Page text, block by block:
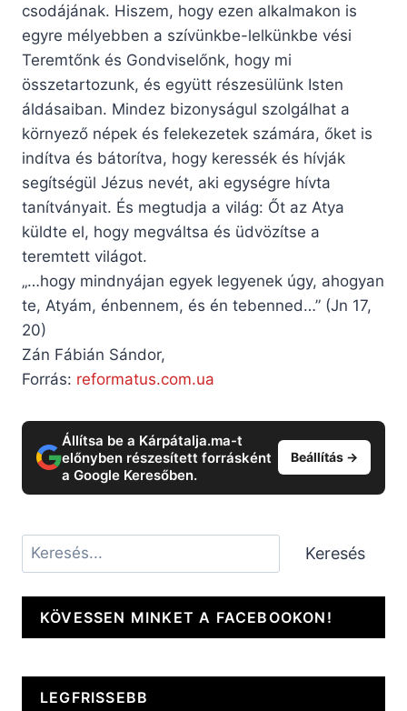
csodájának. Hiszem, hogy ezen alkalmakon is
egyre mélyebben a szívünkbe-lelkünkbe vési
Teremtőnk és Gondviselőnk, hogy mi
összetartozunk, és együtt részesülünk Isten
áldásaiban. Mindez bizonyságul szolgálhat a
környező népek és felekezetek számára, őket is
indítva és bátorítva, hogy keressék és hívják
segítségül Jézus nevét, aki egységre hívta
tanítványait. És megtudja a világ: Őt az Atya
küldte el, hogy megváltsa és üdvözítse a
teremtett világot.
„…hogy mindnyájan egyek legyenek úgy, ahogyan
te, Atyám, énbennem, és én tebenned…” (Jn 17,
20)
Zán Fábián Sándor,
Forrás: reformatus.com.ua
Állítsa be a Kárpátalja.ma-t
előnyben részesített forrásként
a Google Keresőben.
Beállítás →
Keresés Keresés
KÖVESSEN MINKET A FACEBOOKON!
LEGFRISSEBB